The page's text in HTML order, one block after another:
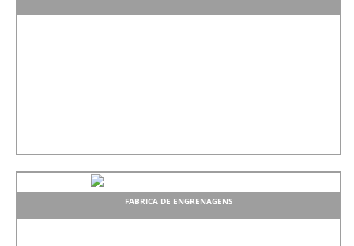
FABRICA DE ENGRENAGENS